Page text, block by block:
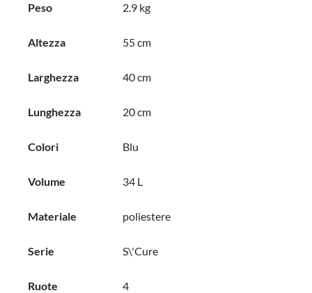
Peso 2.9 kg
Altezza 55 cm
Larghezza 40 cm
Lunghezza 20 cm
Colori Blu
Volume 34 L
Materiale poliestere
Serie S\'Cure
Ruote 4